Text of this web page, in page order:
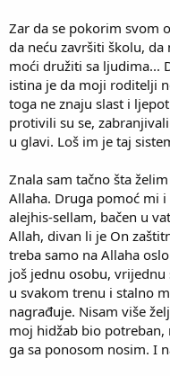
Zar da se pokorim svom
da neću završiti školu, da
moći družiti sa ljudima...
istina je da moji roditelji
toga ne znaju slast i
protivili su se,
u glavi. Loš im je taj
Znala sam tačno šta
Allaha. Druga pomoć mi
alejhis-sellam, bačen u
Allah, divan li je On
treba samo na Allaha
još jednu osobu,
u svakom trenu i stalno
nagrađuje. Nisam više
moj hidžab bio potreban,
ga sa ponosom nosim. I